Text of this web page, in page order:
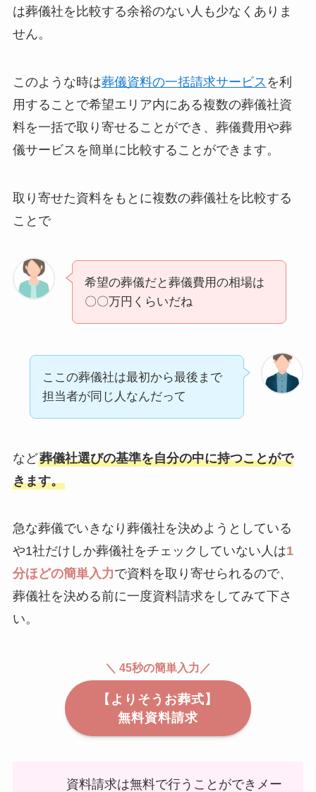
は葬儀社を比較する余裕のない人も少なくありま
せん。
このような時は葬儀資料の一括請求サービス を利
用することで希望エリア内にある複数の葬儀社資
料を一括で取り寄せることができ、葬儀費用や葬
儀サービスを簡単に比較することができます。
取り寄せた資料をもとに複数の葬儀社を比較する
ことで
希望の葬儀だと葬儀費用の相場は
〇〇万円くらいだね
ここの葬儀社は最初から最後まで
担当者が同じ人なんだって
など葬儀社選びの基準を自分の中に持つことがで
きます。
急な葬儀でいきなり葬儀社を決めようとしている
や1社だけしか葬儀社をチェックしていない人は1
分ほどの簡単入力で資料を取り寄せられるので、
葬儀社を決める前に一度資料請求をしてみて下さ
い。
＼ 45秒の簡単入力／
【よりそうお葬式】
無料資料請求
資料請求は無料で行うことができメー